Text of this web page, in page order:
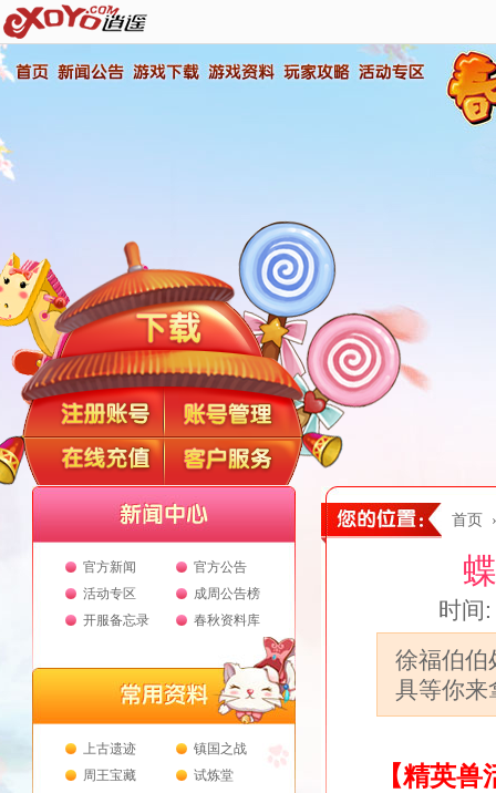
官方新闻
官方公告
活动专区
成周公告榜
开服备忘录
春秋资料库
上古遗迹
镇国之战
周王宝藏
试炼堂
首页
时间
徐福伯伯
具等你来
【精英兽